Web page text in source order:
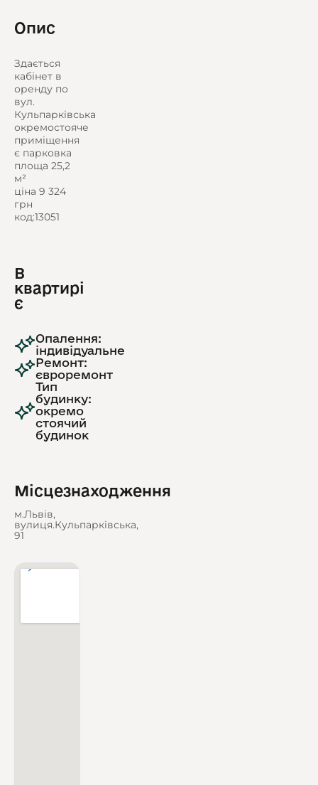
Опис
Здається
кабінет в
оренду по
вул.
Кульпарківська
окремостояче
приміщення
є парковка
площа 25,2
м²
ціна 9 324
грн
код:13051
В
квартирі
є
Опалення:
індивідуальне
Ремонт:
євроремонт
Тип
будинку:
окремо
стоячий
будинок
Місцезнаходження
м.Львів,
вулиця.Кульпарківська,
91